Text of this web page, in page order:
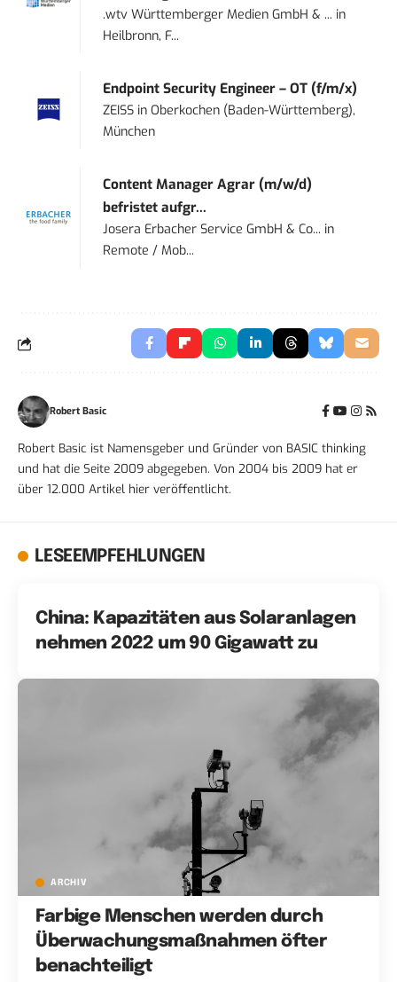
.wtv Württemberger Medien GmbH & ... in
Heilbronn, F...
Endpoint Security Engineer – OT (f/m/x)
ZEISS inOberkochen (Baden-Württemberg),
München
Content Manager Agrar (m/w/d)
befristet aufgr...
Josera Erbacher Service GmbH & Co... in
Remote / Mob...
Robert Basic
Robert Basic ist Namensgeber und Gründer von BASIC thinking
und hat die Seite 2009 abgegeben. Von 2004 bis 2009 hat er
über 12.000 Artikel hier veröffentlicht.
LESEEMPFEHLUNGEN
China: Kapazitäten aus Solaranlagen
nehmen 2022 um 90 Gigawatt zu
ARCHIV
Farbige Menschen werden durch
Überwachungsmaßnahmen öfter
benachteiligt